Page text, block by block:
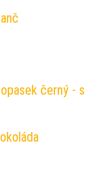
černý - s